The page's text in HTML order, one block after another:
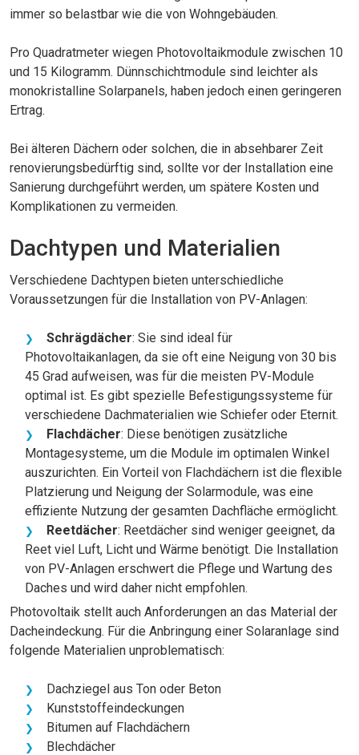
immer so belastbar wie die von Wohngebäuden.
Pro Quadratmeter wiegen Photovoltaikmodule zwischen 10
und 15 Kilogramm. Dünnschichtmodule sind leichter als
monokristalline Solarpanels, haben jedoch einen geringeren
Ertrag.
Bei älteren Dächern oder solchen, die in absehbarer Zeit
renovierungsbedürftig sind, sollte vor der Installation eine
Sanierung durchgeführt werden, um spätere Kosten und
Komplikationen zu vermeiden.
Dachtypen und Materialien
Verschiedene Dachtypen bieten unterschiedliche
Voraussetzungen für die Installation von PV-Anlagen:
Schrägdächer: Sie sind ideal für
Photovoltaikanlagen, da sie oft eine Neigung von 30 bis
45 Grad aufweisen, was für die meisten PV-Module
optimal ist. Es gibt spezielle Befestigungssysteme für
verschiedene Dachmaterialien wie Schiefer oder Eternit.
Flachdächer: Diese benötigen zusätzliche
Montagesysteme, um die Module im optimalen Winkel
auszurichten. Ein Vorteil von Flachdächern ist die flexible
Platzierung und Neigung der Solarmodule, was eine
effiziente Nutzung der gesamten Dachfläche ermöglicht.
Reetdächer: Reetdächer sind weniger geeignet, da
Reet viel Luft, Licht und Wärme benötigt. Die Installation
von PV-Anlagen erschwert die Pflege und Wartung des
Daches und wird daher nicht empfohlen.
Photovoltaik stellt auch Anforderungen an das Material der
Dacheindeckung. Für die Anbringung einer Solaranlage sind
folgende Materialien unproblematisch:
Dachziegel aus Ton oder Beton
Kunststoffeindeckungen
Bitumen auf Flachdächern
Blechdächer